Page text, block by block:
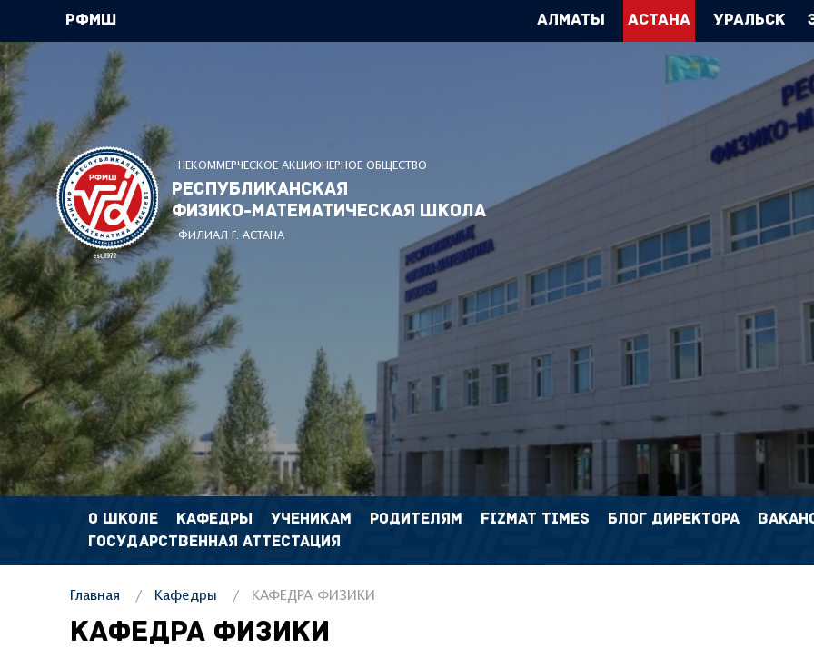
РФМШ Алматы Астана Уральск
НЕКОММЕРЧЕСКОЕ АКЦИОНЕРНОЕ ОБЩЕСТВО
Республиканская
физико-математическая школа
ФИЛИАЛ Г. АСТАНА
О ШКОЛЕ КАФЕДРЫ УЧЕНИКАМ РОДИТЕЛЯМ FIZMAT TIMES БЛОГ ДИРЕКТОРА
ГОСУДАРСТВЕННАЯ АТТЕСТАЦИЯ
Главная Кафедры КАФЕДРА ФИЗИКИ
КАФЕДРА ФИЗИКИ